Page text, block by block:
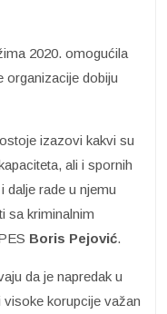
2020. omogućila
organizacije dobiju
izazovi kakvi su
ali i spornih
dalje rade u njemu
sa kriminalnim
Boris Pejović.
da je napredak u
korupcije važan